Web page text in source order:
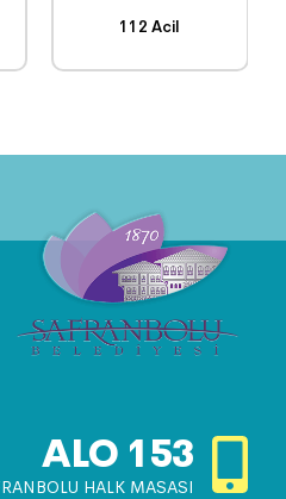
Tarım Üretimi
112 Acil
ALO 153
HALK MASASI